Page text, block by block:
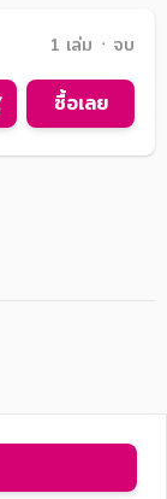
1 เล่ม ᛫ จบ
ซื้อเลย